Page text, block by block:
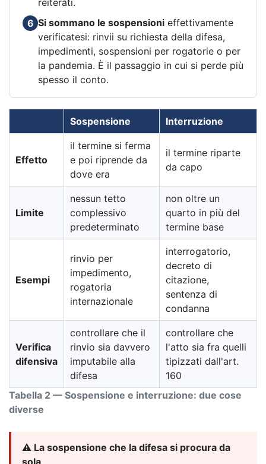
6 Si sommano le sospensioni effettivamente
verificatesi: rinvii su richiesta della difesa,
impedimenti, sospensioni per rogatorie o per
la pandemia. È il passaggio in cui si perde più
spesso il conto.
Tabella 2 — Sospensione e interruzione: due cose
diverse
Sospensione Interruzione
Effetto
il termine si ferma
e poi riprende da
dove era
il termine riparte
da capo
Limite
nessun tetto
complessivo
predeterminato
non oltre un
quarto in più del
termine base
Esempi
rinvio per
impedimento,
rogatoria
internazionale
interrogatorio,
decreto di
citazione,
sentenza di
condanna
Verifica
difensiva
controllare che il
rinvio sia davvero
imputabile alla
difesa
controllare che
l'atto sia fra quelli
tipizzati dall'art.
160
⚠️ La sospensione che la difesa si procura da
sola